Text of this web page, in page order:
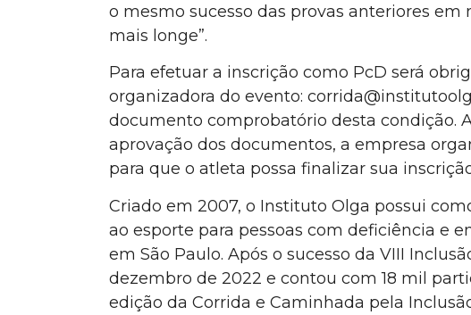
o mesmo sucesso das provas anteriores em
mais longe”.
Para efetuar a inscrição como PcD será
organizadora do evento:
documento comprobatório desta condição.
aprovação dos documentos, a empresa
para que o atleta possa finalizar sua
Criado em 2007, o Instituto Olga possui
ao esporte para pessoas com deficiência e
em São Paulo. Após o sucesso da VIII
dezembro de 2022 e contou com 18 mil
edição da Corrida e Caminhada pela